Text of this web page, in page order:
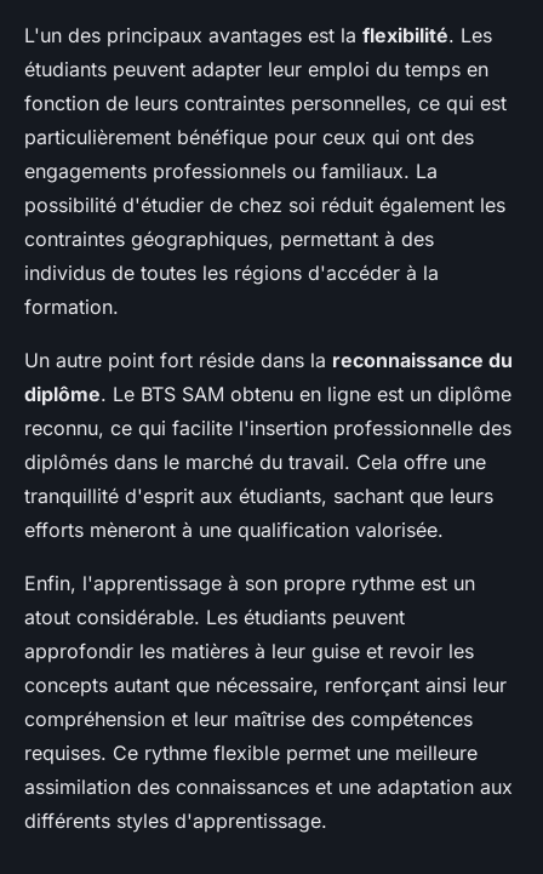
L'un des principaux avantages est la flexibilité. Les
étudiants peuvent adapter leur emploi du temps en
fonction de leurs contraintes personnelles, ce qui est
particulièrement bénéfique pour ceux qui ont des
engagements professionnels ou familiaux. La
possibilité d'étudier de chez soi réduit également les
contraintes géographiques, permettant à des
individus de toutes les régions d'accéder à la
formation.
Un autre point fort réside dans la reconnaissance du
diplôme. Le BTS SAM obtenu en ligne est un diplôme
reconnu, ce qui facilite l'insertion professionnelle des
diplômés dans le marché du travail. Cela offre une
tranquillité d'esprit aux étudiants, sachant que leurs
efforts mèneront à une qualification valorisée.
Enfin, l'apprentissage à son propre rythme est un
atout considérable. Les étudiants peuvent
approfondir les matières à leur guise et revoir les
concepts autant que nécessaire, renforçant ainsi leur
compréhension et leur maîtrise des compétences
requises. Ce rythme flexible permet une meilleure
assimilation des connaissances et une adaptation aux
différents styles d'apprentissage.